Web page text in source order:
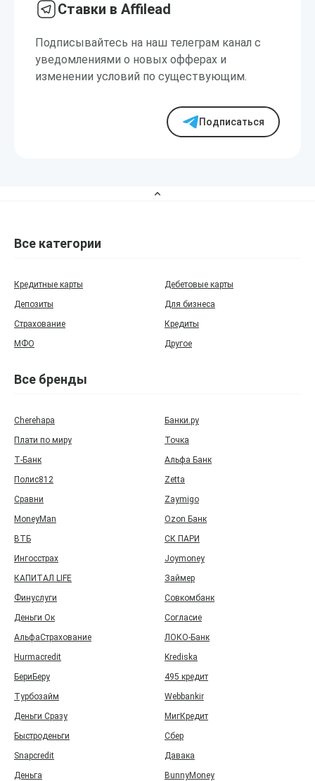
Ставки в Affilead
Подписывайтесь на наш телеграм канал с
уведомлениями о новых офферах и
изменении условий по существующим.
Подписаться
Все категории
Кредитные карты
Дебетовые карты
Депозиты
Для бизнеса
Страхование
Кредиты
МФО
Другое
Все бренды
Cherehapa
Банки.ру
Плати по миру
Точка
Т‑Банк
Альфа Банк
Полис812
Zetta
Сравни
Zaymigo
MoneyMan
Ozon Банк
ВТБ
СК ПАРИ
Ингосстрах
Joymoney
КАПИТАЛ LIFE
Займер
Финуслуги
Совкомбанк
Деньги Ок
Согласие
АльфаСтрахование
ЛОКО-Банк
Hurmacredit
Krediska
БериБеру
495 кредит
Турбозайм
Webbankir
Деньги Сразу
МигКредит
Быстроденьги
Сбер
Snapcredit
Давака
Деньга
BunnyMoney